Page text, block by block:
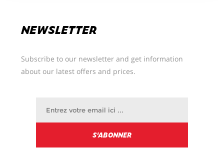
NEWSLETTER
Subscribe to our newsletter and get information
about our latest offers and prices.